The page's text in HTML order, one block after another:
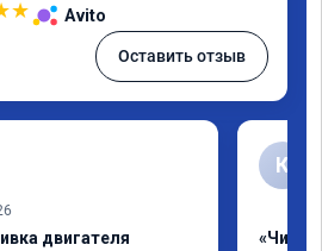
★ Avito
Оставить отзыв
двигателя
К
«Чип